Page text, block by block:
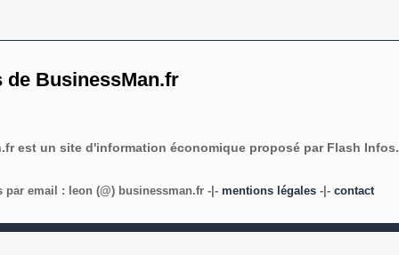
de BusinessMan.fr
est un site d'information économique proposé par Flash Infos.
par email : leon (@) businessman.fr -|- mentions légales -|- contact